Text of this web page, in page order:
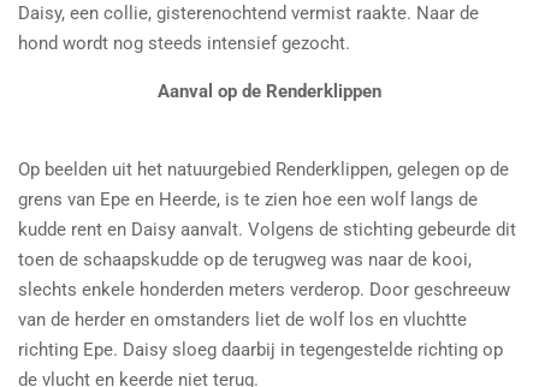
Daisy, een collie, gisterenochtend vermist raakte. Naar de
hond wordt nog steeds intensief gezocht.
Aanval op de Renderklippen
Op beelden uit het natuurgebied Renderklippen, gelegen op de
grens van Epe en Heerde, is te zien hoe een wolf langs de
kudde rent en Daisy aanvalt. Volgens de stichting gebeurde dit
toen de schaapskudde op de terugweg was naar de kooi,
slechts enkele honderden meters verderop. Door geschreeuw
van de herder en omstanders liet de wolf los en vluchtte
richting Epe. Daisy sloeg daarbij in tegengestelde richting op
de vlucht en keerde niet terug.